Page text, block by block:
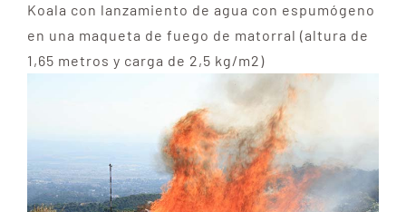
Koala con lanzamiento de agua con espumógeno
en una maqueta de fuego de matorral (altura de
1,65 metros y carga de 2,5 kg/m2)